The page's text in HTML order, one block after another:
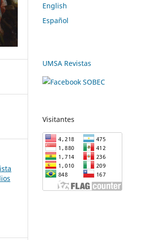
English
Español
UMSA Revistas
Visitantes